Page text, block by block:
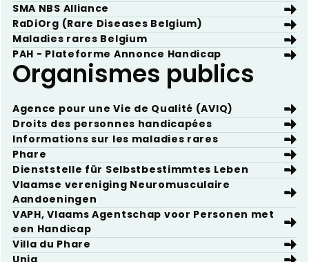
SMA NBS Alliance
RaDiOrg (Rare Diseases Belgium)
Maladies rares Belgium
PAH - Plateforme Annonce Handicap
Organismes publics
Agence pour une Vie de Qualité (AVIQ)
Droits des personnes handicapées
Informations sur les maladies rares
Phare
Dienststelle für Selbstbestimmtes Leben
Vlaamse vereniging Neuromusculaire
Aandoeningen
VAPH, Vlaams Agentschap voor Personen met
een Handicap
Villa du Phare